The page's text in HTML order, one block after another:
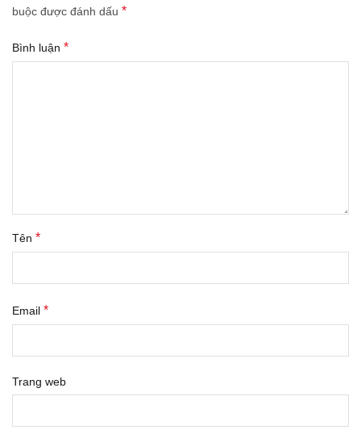
buộc được đánh dấu *
Bình luận *
Tên *
Email *
Trang web